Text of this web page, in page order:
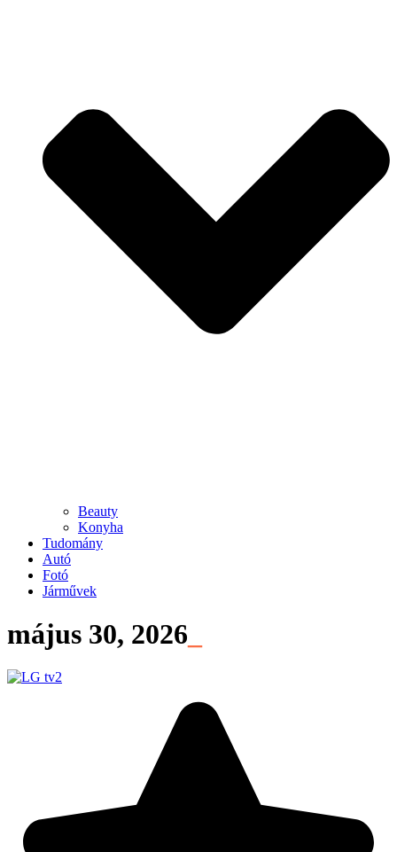
Beauty
Konyha
Tudomány
Autó
Fotó
Járművek
május 30, 2026